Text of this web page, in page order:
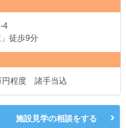
4
徒歩9分
円程度 諸手当込
施設見学の相談をする